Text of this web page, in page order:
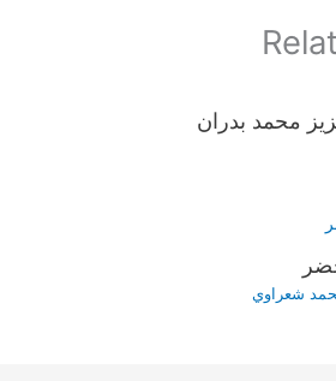
محمد بدران
شعراوي